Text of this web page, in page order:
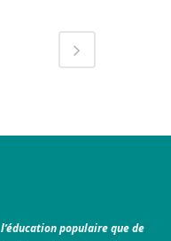
populaire que de